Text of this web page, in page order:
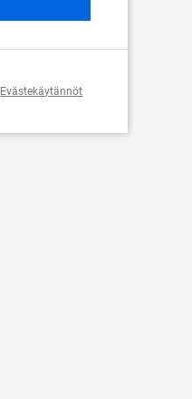
Evästekäytännöt